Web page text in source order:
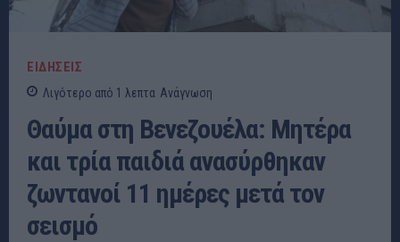
ΕΙΔΗΣΕΙΣ
Λιγότερο από 1 λεπτα Ανάγνωση
Θαύμα στη Βενεζουέλα: Μητέρα
και τρία παιδιά ανασύρθηκαν
ζωντανοί 11 ημέρες μετά τον
σεισμό